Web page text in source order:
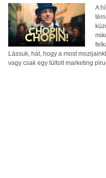
A
Lássuk, hát, hogy a most
vagy csak egy túltolt marketing